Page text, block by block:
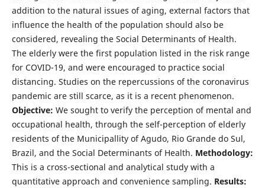
addition to the natural issues of aging, external factors that
influence the health of the population should also be
considered, revealing the Social Determinants of Health.
The elderly were the first population listed in the risk range
for COVID-19, and were encouraged to practice social
distancing. Studies on the repercussions of the coronavirus
pandemic are still scarce, as it is a recent phenomenon.
Objective: We sought to verify the perception of mental and
occupational health, through the self-perception of elderly
residents of the Municipallity of Agudo, Rio Grande do Sul,
Brazil, and the Social Determinants of Health. Methodology:
This is a cross-sectional and analytical study with a
quantitative approach and convenience sampling. Results: